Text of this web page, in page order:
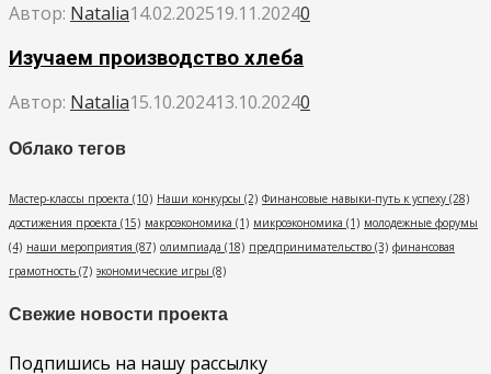
Автор: Natalia14.02.202519.11.20240
Изучаем производство хлеба
Автор: Natalia15.10.202413.10.20240
Облако тегов
Мастер-классы проекта (10) Наши конкурсы (2) Финансовые навыки-путь к успеху (28)
достижения проекта (15) макроэкономика (1) микроэкономика (1) молодежные форумы
(4) наши мероприятия (87) олимпиада (18) предпринимательство (3) финансовая
грамотность (7) экономические игры (8)
Свежие новости проекта
Подпишись на нашу рассылку